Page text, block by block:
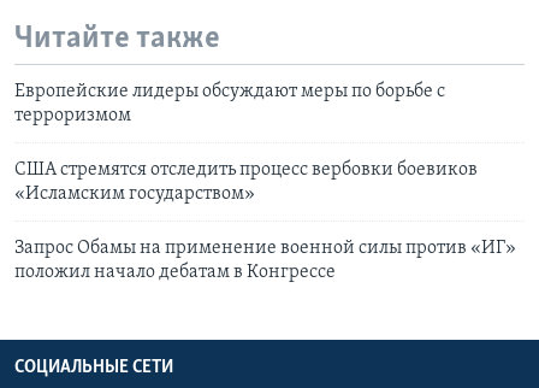
Читайте также
Европейские лидеры обсуждают меры по борьбе с
терроризмом
США стремятся отследить процесс вербовки боевиков
«Исламским государством»
Запрос Обамы на применение военной силы против «ИГ»
положил начало дебатам в Конгрессе
СОЦИАЛЬНЫЕ СЕТИ